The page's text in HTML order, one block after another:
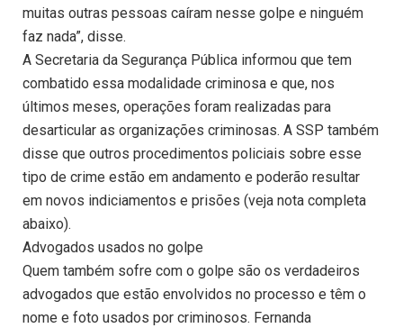
muitas outras pessoas caíram nesse golpe e ninguém
faz nada”, disse.
A Secretaria da Segurança Pública informou que tem
combatido essa modalidade criminosa e que, nos
últimos meses, operações foram realizadas para
desarticular as organizações criminosas. A SSP também
disse que outros procedimentos policiais sobre esse
tipo de crime estão em andamento e poderão resultar
em novos indiciamentos e prisões (veja nota completa
abaixo).
Advogados usados no golpe
Quem também sofre com o golpe são os verdadeiros
advogados que estão envolvidos no processo e têm o
nome e foto usados por criminosos. Fernanda